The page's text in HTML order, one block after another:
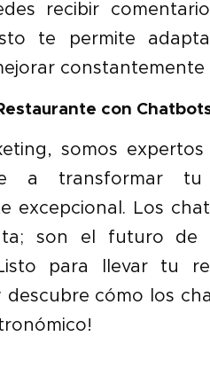
recibir
te permite
con
somos
a transformar tu
excepcional. Los
son el futuro de
para llevar tu
descubre cómo los